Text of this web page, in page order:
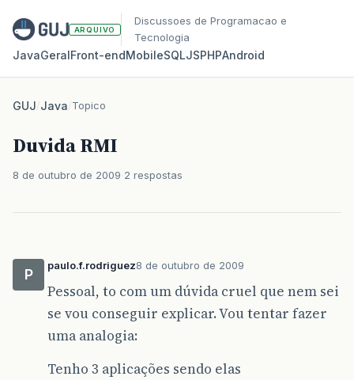
ARQUIVO
Discussoes de Programacao e
Tecnologia
JavaGeralFront‑endMobileSQLJSPHPAndroid
GUJ/Java/Topico
Duvida RMI
8 de outubro de 2009 2 respostas
P
paulo.f.rodriguez8 de outubro de 2009
Pessoal, to com um dúvida cruel que nem sei
se vou conseguir explicar. Vou tentar fazer
uma analogia:
Tenho 3 aplicações sendo elas